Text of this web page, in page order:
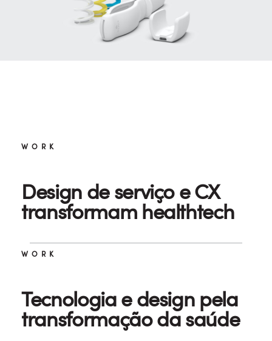
WORK
Design de serviço e CX
transformam healthtech
WORK
Tecnologia e design pela
transformação da saúde